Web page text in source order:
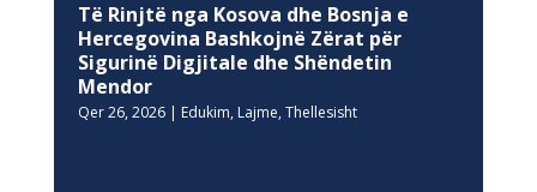
Të Rinjtë nga Kosova dhe Bosnja e
Hercegovina Bashkojnë Zërat për
Sigurinë Digjitale dhe Shëndetin
Mendor
Qer 26, 2026| Edukim, Lajme, Thellesisht